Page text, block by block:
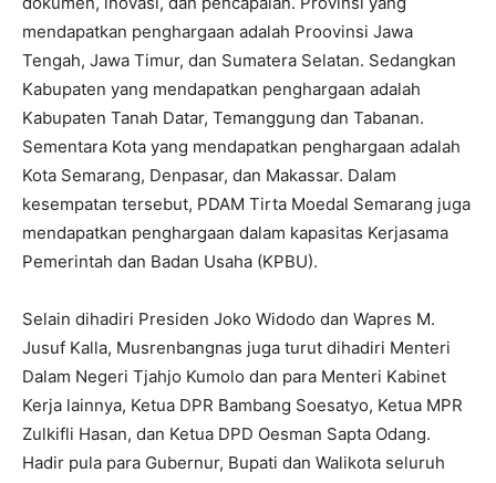
mendapatkan penghargaan adalah Proovinsi Jawa
Tengah, Jawa Timur, dan Sumatera Selatan. Sedangkan
Kabupaten yang mendapatkan penghargaan adalah
Kabupaten Tanah Datar, Temanggung dan Tabanan.
Sementara Kota yang mendapatkan penghargaan adalah
Kota Semarang, Denpasar, dan Makassar. Dalam
kesempatan tersebut, PDAM Tirta Moedal Semarang juga
mendapatkan penghargaan dalam kapasitas Kerjasama
Pemerintah dan Badan Usaha (KPBU).
Selain dihadiri Presiden Joko Widodo dan Wapres M.
Jusuf Kalla, Musrenbangnas juga turut dihadiri Menteri
Dalam Negeri Tjahjo Kumolo dan para Menteri Kabinet
Kerja lainnya, Ketua DPR Bambang Soesatyo, Ketua MPR
Zulkifli Hasan, dan Ketua DPD Oesman Sapta Odang.
Hadir pula para Gubernur, Bupati dan Walikota seluruh